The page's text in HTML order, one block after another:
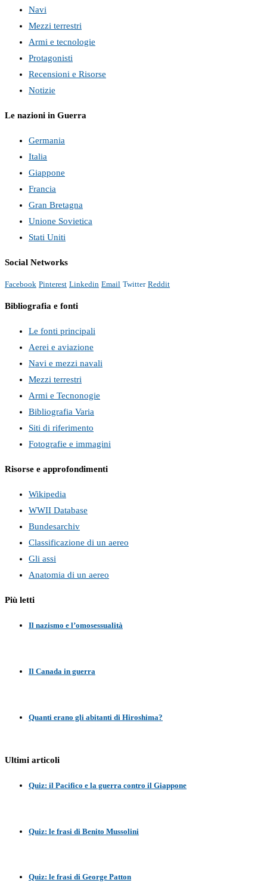
Navi
Mezzi terrestri
Armi e tecnologie
Protagonisti
Recensioni e Risorse
Notizie
Le nazioni in Guerra
Germania
Italia
Giappone
Francia
Gran Bretagna
Unione Sovietica
Stati Uniti
Social Networks
Facebook Pinterest Linkedin Email Twitter Reddit
Bibliografia e fonti
Le fonti principali
Aerei e aviazione
Navi e mezzi navali
Mezzi terrestri
Armi e Tecnonogie
Bibliografia Varia
Siti di riferimento
Fotografie e immagini
Risorse e approfondimenti
Wikipedia
WWII Database
Bundesarchiv
Classificazione di un aereo
Gli assi
Anatomia di un aereo
Più letti
Il nazismo e l’omosessualità
Il Canada in guerra
Quanti erano gli abitanti di Hiroshima?
Ultimi articoli
Quiz: il Pacifico e la guerra contro il Giappone
Quiz: le frasi di Benito Mussolini
Quiz: le frasi di George Patton